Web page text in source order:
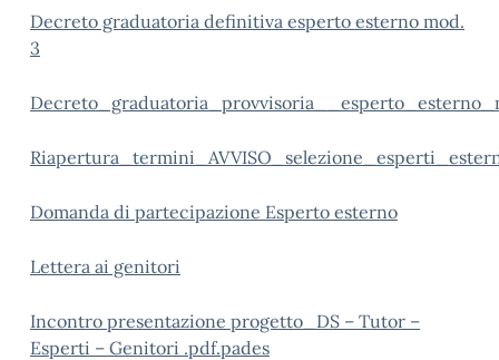
Decreto graduatoria definitiva esperto esterno mod.
3
Domanda di partecipazione Esperto esterno
Lettera ai genitori
Incontro presentazione progetto_DS – Tutor –
Esperti – Genitori .pdf.pades